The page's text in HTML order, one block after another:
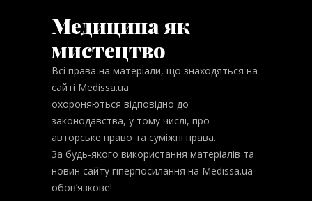
Медицина як
мистецтво
Всі права на матеріали, що знаходяться на
сайті Medissa.ua
охороняються відповідно до
законодавства, у тому числі, про
авторське право та суміжні права.
За будь-якого використання матеріалів та
новин сайту гіперпосилання на Medissa.ua
обов’язкове!